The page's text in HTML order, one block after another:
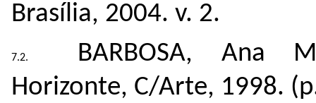
Brasília, 2004. v. 2.
BARBOSA, Ana
Horizonte, C/Arte, 1998.